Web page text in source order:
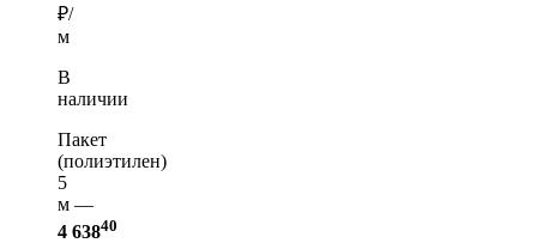
₽/
м
В
наличии
Пакет
(полиэтилен)
5
м —
4 63840